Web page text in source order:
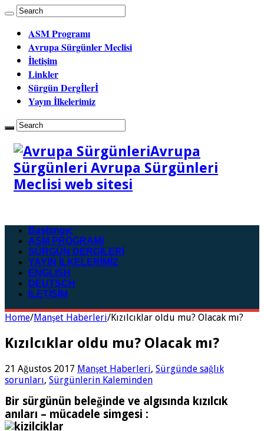
ASM Programı
Avrupa Sürgünler Meclisi
İletişim
Linkler
Sürgün Dergİlerİ
Yayın İlkelerimiz
Avrupa
Sürgünleri Avrupa Sürgünleri
Meclisi web sitesi
Başlangıç
ASM PROGRAMI
SÜRGÜN DERGİLERİ
YAYIN İLKELERİMİZ
ENGLISH
DEUTSCH
İLETİŞİM
Home/Manşet Haberleri/Kızılcıklar oldu mu? Olacak mı?
Kızılcıklar oldu mu? Olacak mı?
21 Ağustos 2017 Manşet Haberleri, Sürgünde sağlık
sorunları, Sürgünlerin Kaleminden
Bir sürgünün beleğinde ve algısında kızılcık
anıları – mücadele simgesi :